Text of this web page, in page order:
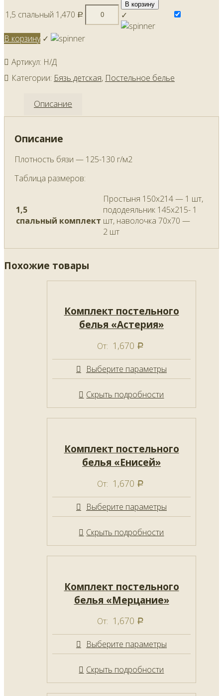
1,5 спальный 1,470 Р
В корзину
✓
В корзину ✓
Артикул: Н/Д
Категории: Бязь детская, Постельное белье
Описание
Описание
Плотность бязи — 125-130 г/м2
Таблица размеров:
1,5
спальный комплект
Простыня 150х214 — 1 шт,
пододеяльник 145х215- 1
шт, наволочка 70х70 —
2 шт
Похожие товары
Комплект постельного
белья «Астерия»
От: 1,670 Р
Выберите параметры
Скрыть подробности
Комплект постельного
белья «Енисей»
От: 1,670 Р
Выберите параметры
Скрыть подробности
Комплект постельного
белья «Мерцание»
От: 1,670 Р
Выберите параметры
Скрыть подробности